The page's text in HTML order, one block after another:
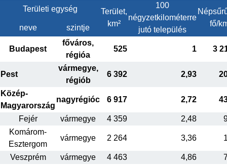
Területi egység
Terület,
km²
100
négyzetkilométerre
jutó település
fő/
neve szintje
Budapest
főváros,
régióa
525 1 3
Pest
vármegye,
régiób
6 392 2,93
Közép-
Magyarország
nagyrégióc 6 917 2,72
Fejér vármegye 4 359 2,48
Komárom-
Esztergom
vármegye 2 264 3,36
Veszprém vármegye 4 463 4,86